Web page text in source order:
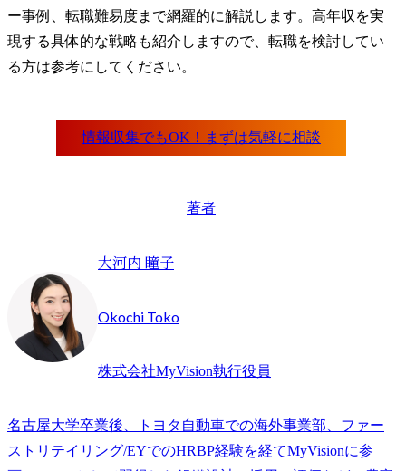
ー事例、転職難易度まで網羅的に解説します。高年収を実
現する具体的な戦略も紹介しますので、転職を検討してい
る方は参考にしてください。
著者
大河内 瞳子
Okochi Toko
株式会社MyVision執行役員
名古屋大学卒業後、トヨタ自動車での海外事業部、ファー
ストリテイリング/EYでのHRBP経験を経てMyVisionに参